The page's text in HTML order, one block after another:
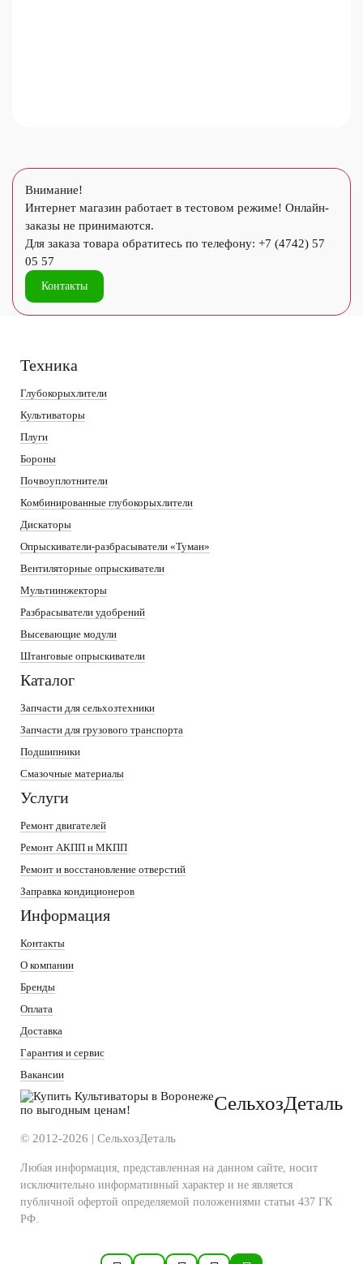
Внимание!
Интернет магазин работает в тестовом режиме! Онлайн-
заказы не принимаются.
Для заказа товара обратитесь по телефону: +7 (4742) 57
05 57
Контакты
СельхозДеталь
© 2012-2026 | СельхозДеталь
Любая информация, представленная на данном сайте, носит
исключительно информативный характер и не является
публичной офертой определяемой положениями статьи 437 ГК
РФ.
Техника
Глубокорыхлители
Культиваторы
Плуги
Бороны
Почвоуплотнители
Комбинированные глубокорыхлители
Дискаторы
Опрыскиватели-разбрасыватели «Туман»
Вентиляторные опрыскиватели
Мультиинжекторы
Разбрасыватели удобрений
Высевающие модули
Штанговые опрыскиватели
Каталог
Запчасти для сельхозтехники
Запчасти для грузового транспорта
Подшипники
Смазочные материалы
Услуги
Ремонт двигателей
Ремонт АКПП и МКПП
Ремонт и восстановление отверстий
Заправка кондиционеров
Информация
Контакты
О компании
Бренды
Оплата
Доставка
Гарантия и сервис
Вакансии